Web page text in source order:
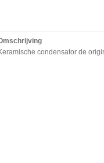
condensator de